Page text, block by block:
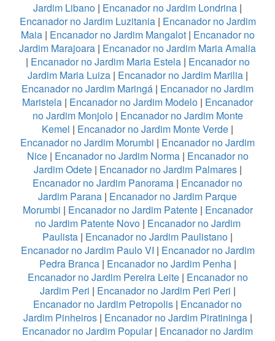
Jardim Libano | Encanador no Jardim Londrina |
Encanador no Jardim Luzitania| Encanador no Jardim
Maia| Encanador no Jardim Mangalot| Encanador no
Jardim Marajoara | Encanador no Jardim Maria Amalia
| Encanador no Jardim Maria Estela| Encanador no
Jardim Maria Luiza| Encanador no Jardim Marilia|
Encanador no Jardim Maringá | Encanador no Jardim
Maristela | Encanador no Jardim Modelo | Encanador
no Jardim Monjolo| Encanador no Jardim Monte
Kemel | Encanador no Jardim Monte Verde |
Encanador no Jardim Morumbi | Encanador no Jardim
Nice| Encanador no Jardim Norma| Encanador no
Jardim Odete| Encanador no Jardim Palmares|
Encanador no Jardim Panorama | Encanador no
Jardim Parana | Encanador no Jardim Parque
Morumbi | Encanador no Jardim Patente| Encanador
no Jardim Patente Novo| Encanador no Jardim
Paulista | Encanador no Jardim Paulistano |
Encanador no Jardim Paulo VI | Encanador no Jardim
Pedra Branca| Encanador no Jardim Penha|
Encanador no Jardim Pereira Leite| Encanador no
Jardim Peri | Encanador no Jardim Peri Peri |
Encanador no Jardim Petropolis | Encanador no
Jardim Pinheiros| Encanador no Jardim Piratininga|
Encanador no Jardim Popular| Encanador no Jardim